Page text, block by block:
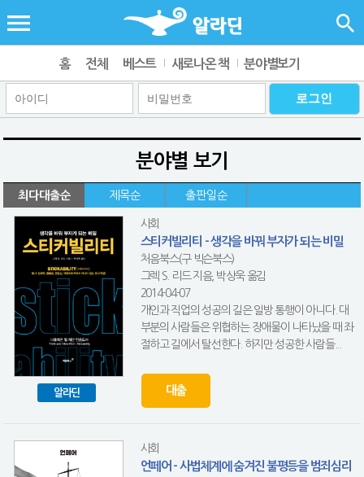
홈 전체 베스트 새로나온 책 분야별보기
분야별 보기
최다대출순 제목순 출판일순
알라딘
사회
스티커빌리티 - 생각을 바꿔 부자가 되는 비밀
처음북스(구 빅슨북스)
그렉 S. 리드 지음, 박상욱 옮김
2014-04-07
개인과 직업의 성공의 길은 일방 통행이 아니다. 대
부분의 사람들은 위협하는 장애물이 나타났을 때 좌
절하고 길에서 탈선한다. 하지만 성공한 사람들...
대출
사회
언페어 - 사법체계에 숨겨진 불평등을 범죄심리